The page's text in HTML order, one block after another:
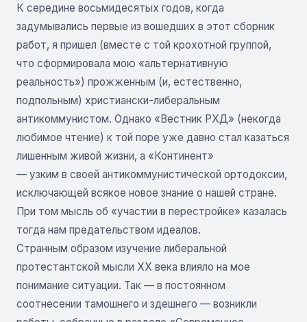
К середине восьмидесятых годов, когда
задумывались первые из вошедших в этот сборник
работ, я пришел (вместе с той крохотной группой,
что сформировала мою «альтернативную
реальность») прожженным (и, естественно,
подпольным) христиански-либеральным
антикоммунистом. Однако «Вестник РХД» (некогда
любимое чтение) к той поре уже давно стал казаться
лишенным живой жизни, а «Континент»
— узким в своей антикоммунистической ортодоксии,
исключающей всякое новое знание о нашей стране.
При том мысль об «участии в перестройке» казалась
тогда нам предательством идеалов.
Странным образом изучение либеральной
протестантской мысли XX века влияло на мое
понимание ситуации. Так — в постоянном
соотнесении тамошнего и здешнего — возникли